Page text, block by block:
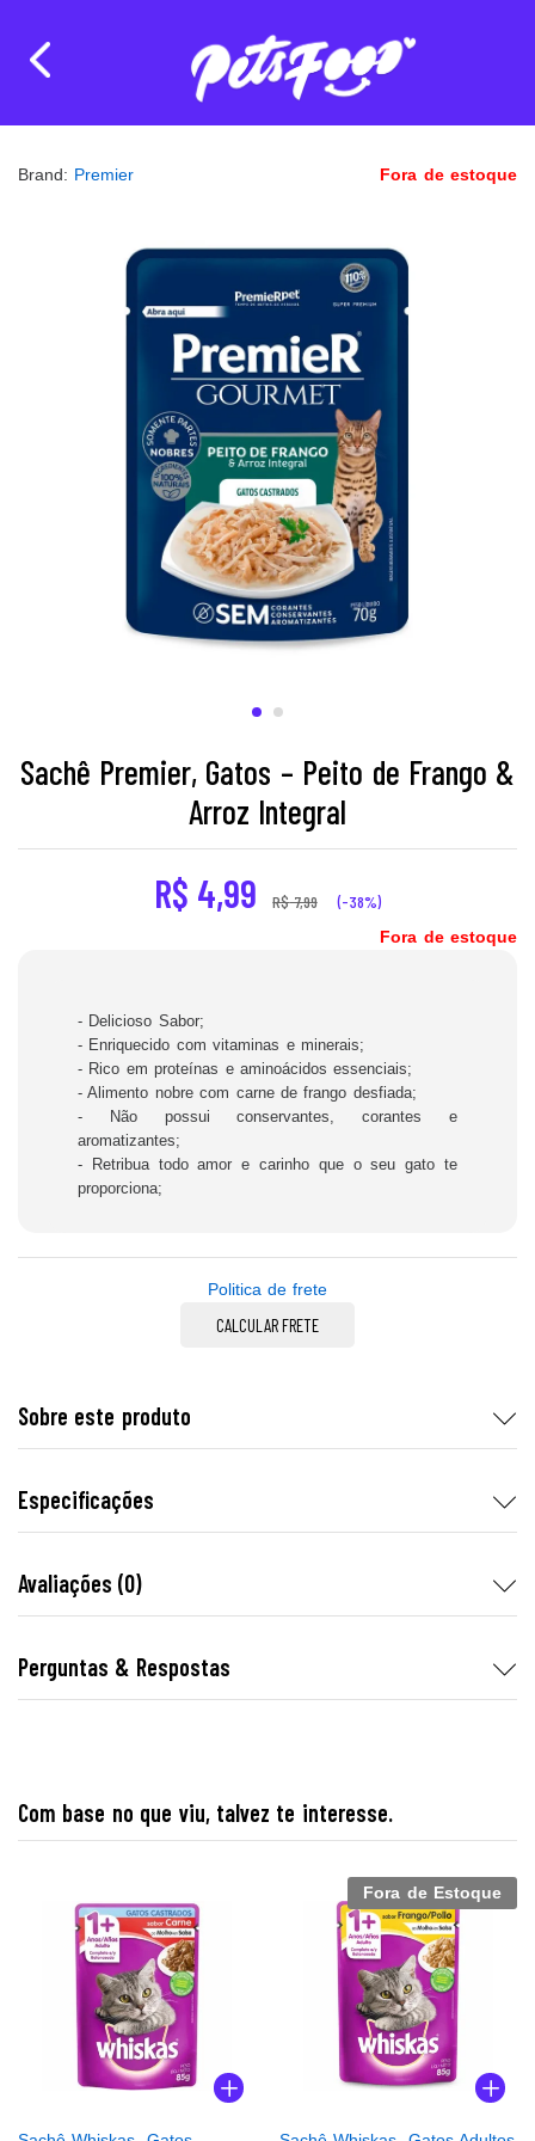
Brand: Premier Fora de estoque
Sachê Premier, Gatos – Peito de Frango &
Arroz Integral
R$ 4,99 R$7,99 (-38%)
Fora de estoque
- Delicioso Sabor;
- Enriquecido com vitaminas e minerais;
- Rico em proteínas e aminoácidos essenciais;
- Alimento nobre com carne de frango desfiada;
- Não possui conservantes, corantes e
aromatizantes;
- Retribua todo amor e carinho que o seu gato te
proporciona;
Politica de frete
CALCULAR FRETE
Sobre este produto
Especificações
Avaliações (0)
Perguntas & Respostas
Com base no que viu, talvez te interesse.
Fora de Estoque